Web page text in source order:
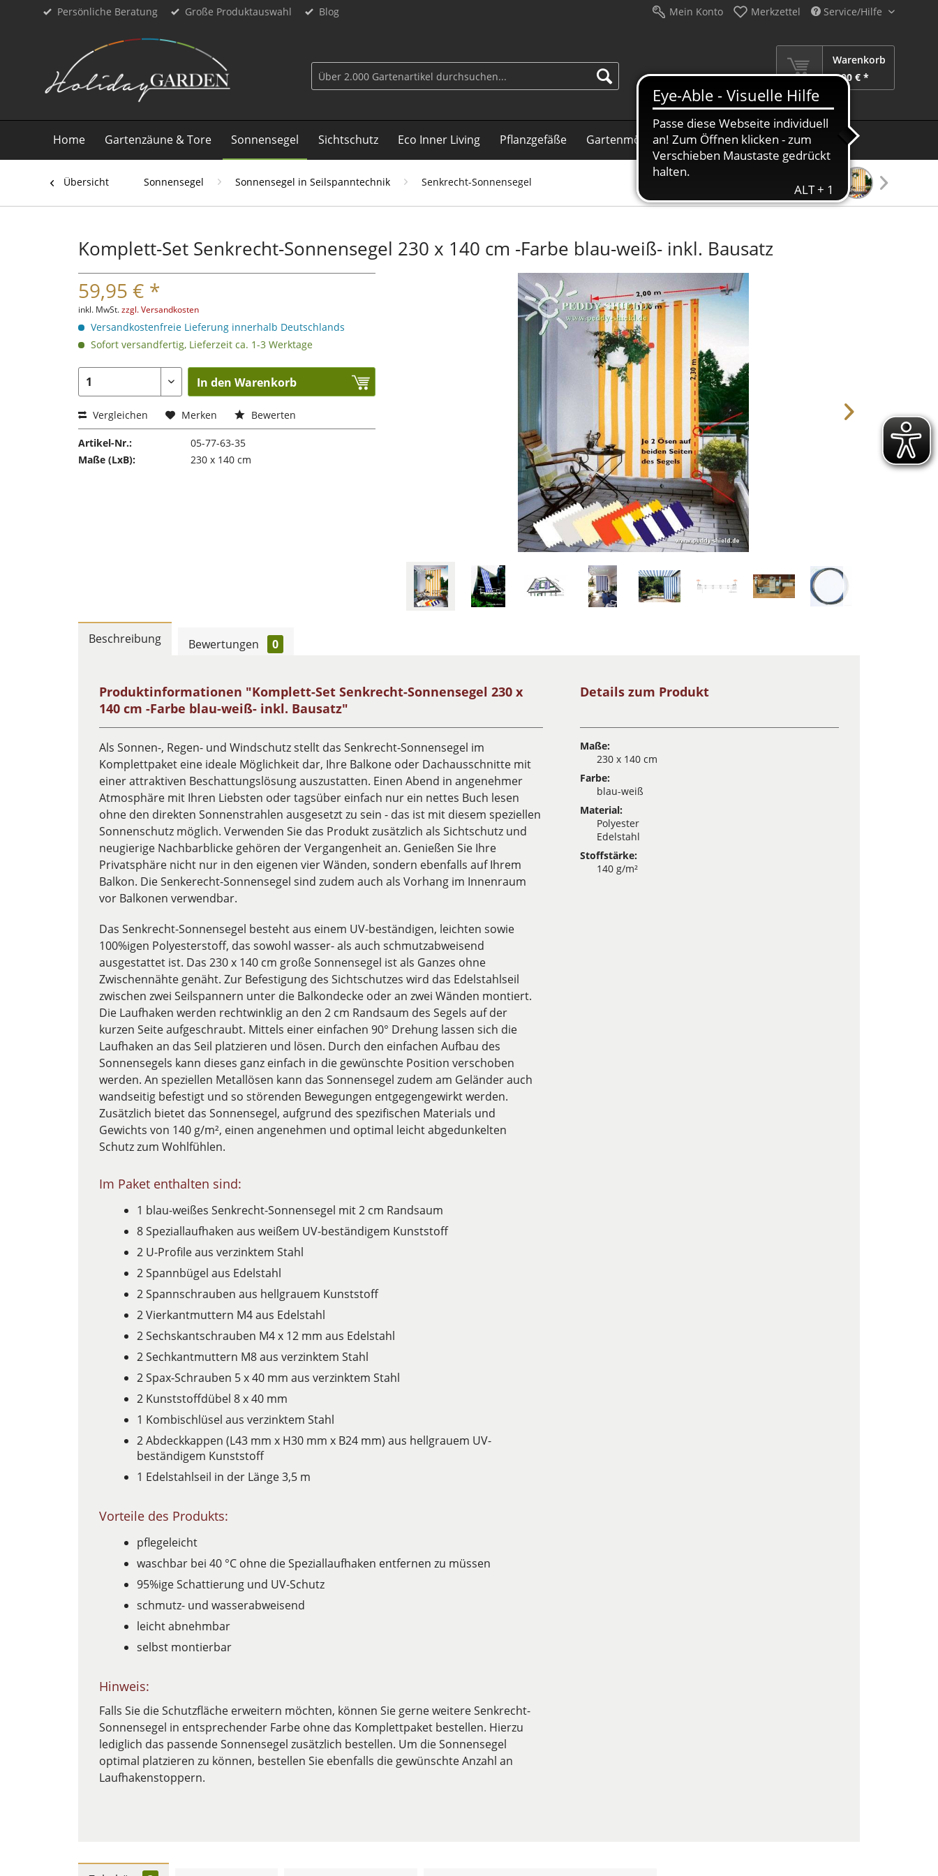
Persönliche Beratung Große Produktauswahl Blog Mein Konto Merkzettel Service/Hilfe
Warenkorb
0,00 € *
Home Gartenzäune & Tore Sonnensegel Sichtschutz Eco Inner Living Pflanzgefäße Gartenmöbel Schirme Dekoration Sale %
Übersicht Sonnensegel Sonnensegel in Seilspanntechnik Senkrecht-Sonnensegel
Komplett-Set Senkrecht-Sonnensegel 230 x 140 cm -Farbe blau-weiß- inkl. Bausatz
59,95 € *
inkl. MwSt.zzgl. Versandkosten
Versandkostenfreie Lieferung innerhalb Deutschlands
Sofort versandfertig, Lieferzeit ca. 1-3 Werktage
In den Warenkorb
Vergleichen Merken Bewerten
Artikel-Nr.:
05-77-63-35
Maße (LxB):
230 x 140 cm
Beschreibung Bewertungen 0
Produktinformationen "Komplett-Set Senkrecht-Sonnensegel 230 x
140 cm -Farbe blau-weiß- inkl. Bausatz"
Als Sonnen-, Regen- und Windschutz stellt das Senkrecht-Sonnensegel im
Komplettpaket eine ideale Möglichkeit dar, Ihre Balkone oder Dachausschnitte mit
einer attraktiven Beschattungslösung auszustatten. Einen Abend in angenehmer
Atmosphäre mit Ihren Liebsten oder tagsüber einfach nur ein nettes Buch lesen
ohne den direkten Sonnenstrahlen ausgesetzt zu sein - das ist mit diesem speziellen
Sonnenschutz möglich. Verwenden Sie das Produkt zusätzlich als Sichtschutz und
neugierige Nachbarblicke gehören der Vergangenheit an. Genießen Sie Ihre
Privatsphäre nicht nur in den eigenen vier Wänden, sondern ebenfalls auf Ihrem
Balkon. Die Senkerecht-Sonnensegel sind zudem auch als Vorhang im Innenraum
vor Balkonen verwendbar.
Das Senkrecht-Sonnensegel besteht aus einem UV-beständigen, leichten sowie
100%igen Polyesterstoff, das sowohl wasser- als auch schmutzabweisend
ausgestattet ist. Das 230 x 140 cm große Sonnensegel ist als Ganzes ohne
Zwischennähte genäht. Zur Befestigung des Sichtschutzes wird das Edelstahlseil
zwischen zwei Seilspannern unter die Balkondecke oder an zwei Wänden montiert.
Die Laufhaken werden rechtwinklig an den 2 cm Randsaum des Segels auf der
kurzen Seite aufgeschraubt. Mittels einer einfachen 90° Drehung lassen sich die
Laufhaken an das Seil platzieren und lösen. Durch den einfachen Aufbau des
Sonnensegels kann dieses ganz einfach in die gewünschte Position verschoben
werden. An speziellen Metallösen kann das Sonnensegel zudem am Geländer auch
wandseitig befestigt und so störenden Bewegungen entgegengewirkt werden.
Zusätzlich bietet das Sonnensegel, aufgrund des spezifischen Materials und
Gewichts von 140 g/m², einen angenehmen und optimal leicht abgedunkelten
Schutz zum Wohlfühlen.
Im Paket enthalten sind:
1 blau-weißes Senkrecht-Sonnensegel mit 2 cm Randsaum
8 Speziallaufhaken aus weißem UV-beständigem Kunststoff
2 U-Profile aus verzinktem Stahl
2 Spannbügel aus Edelstahl
2 Spannschrauben aus hellgrauem Kunststoff
2 Vierkantmuttern M4 aus Edelstahl
2 Sechskantschrauben M4 x 12 mm aus Edelstahl
2 Sechkantmuttern M8 aus verzinktem Stahl
2 Spax-Schrauben 5 x 40 mm aus verzinktem Stahl
2 Kunststoffdübel 8 x 40 mm
1 Kombischlüsel aus verzinktem Stahl
2 Abdeckkappen (L43 mm x H30 mm x B24 mm) aus hellgrauem UV-
beständigem Kunststoff
1 Edelstahlseil in der Länge 3,5 m
Vorteile des Produkts:
pflegeleicht
waschbar bei 40 °C ohne die Speziallaufhaken entfernen zu müssen
95%ige Schattierung und UV-Schutz
schmutz- und wasserabweisend
leicht abnehmbar
selbst montierbar
Hinweis:
Falls Sie die Schutzfläche erweitern möchten, können Sie gerne weitere Senkrecht-
Sonnensegel in entsprechender Farbe ohne das Komplettpaket bestellen. Hierzu
lediglich das passende Sonnensegel zusätzlich bestellen. Um die Sonnensegel
optimal platzieren zu können, bestellen Sie ebenfalls die gewünschte Anzahl an
Laufhakenstoppern.
Details zum Produkt
Maße:
230 x 140 cm
Farbe:
blau-weiß
Material:
Polyester
Edelstahl
Stoffstärke:
140 g/m²